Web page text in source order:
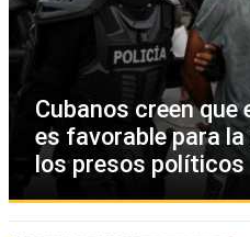
Cubanos creen que
es favorable para
los presos políticos